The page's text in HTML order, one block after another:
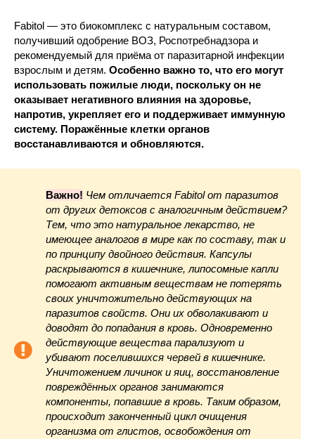
Fabitol — это биокомплекс с натуральным составом,
получивший одобрение ВОЗ, Роспотребнадзора и
рекомендуемый для приёма от паразитарной инфекции
взрослым и детям. Особенно важно то, что его могут
использовать пожилые люди, поскольку он не
оказывает негативного влияния на здоровье,
напротив, укрепляет его и поддерживает иммунную
систему. Поражённые клетки органов
восстанавливаются и обновляются.
Важно! Чем отличается Fabitol от паразитов
от других детоксов с аналогичным действием?
Тем, что это натуральное лекарство, не
имеющее аналогов в мире как по составу, так и
по принципу двойного действия. Капсулы
раскрываются в кишечнике, липосомные капли
помогают активным веществам не потерять
своих уничтожительно действующих на
паразитов свойств. Они их обволакивают и
доводят до попадания в кровь. Одновременно
действующие вещества парализуют и
убивают поселившихся червей в кишечнике.
Уничтожением личинок и яиц, восстановление
повреждённых органов занимаются
компоненты, попавшие в кровь. Таким образом,
происходит законченный цикл очищения
организма от глистов, освобождения от